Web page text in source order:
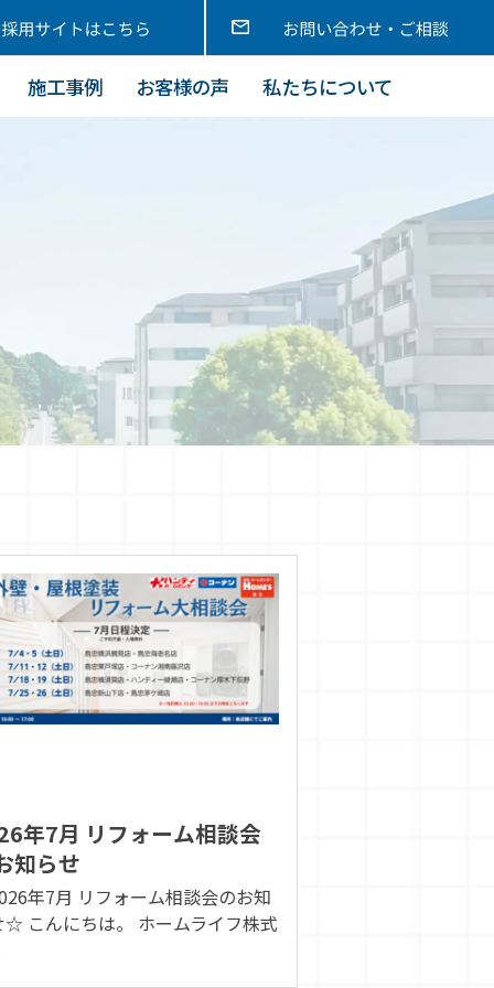
施工事例 お客様の声 私たちについて
年7月 リフォーム相談会
知らせ
年7月 リフォーム相談会のお知
☆ こんにちは。 ホームライフ株式